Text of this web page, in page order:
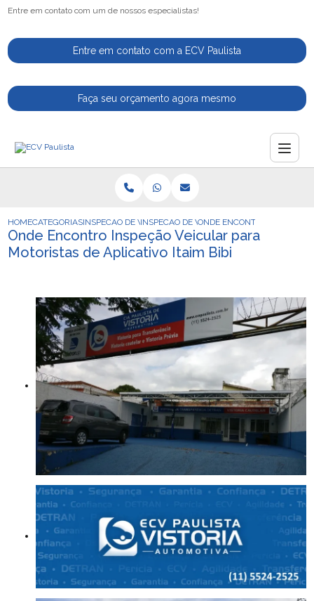
Entre em contato com um de nossos especialistas!
Entre em contato com a ECV Paulista
Faça seu orçamento agora mesmo
HOMECATEGORIASINSPECAO DE VEICULOSINSPECAO DE VEICULOS AUTOMOTIVOS
ONDE ENCONTRO
Onde Encontro Inspeção Veicular para
Motoristas de Aplicativo Itaim Bibi